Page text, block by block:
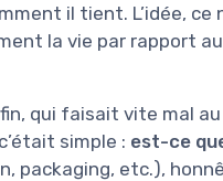
il tient. L’idée, ce
la vie par rapport
qui faisait vite mal
simple : est-ce
packaging, etc.),